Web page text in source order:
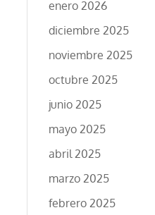
enero 2026
diciembre 2025
noviembre 2025
octubre 2025
junio 2025
mayo 2025
abril 2025
marzo 2025
febrero 2025